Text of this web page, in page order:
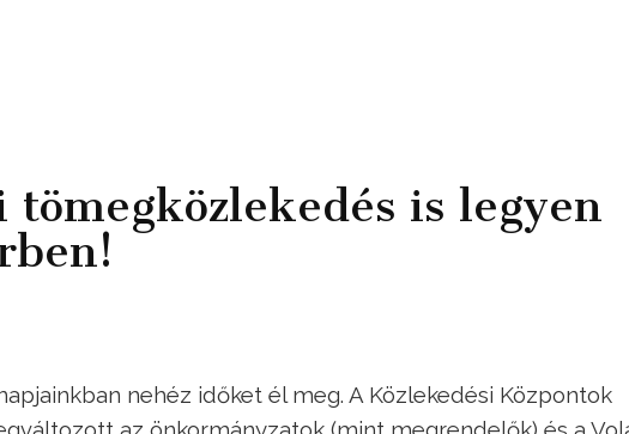
tömegközlekedés is legyen
nehéz időket él meg. A Közlekedési Központok